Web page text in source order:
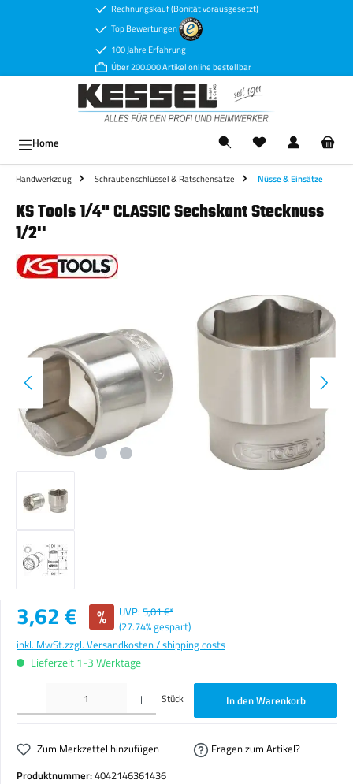
Zum Hauptinhalt springenRechnungskauf (Bonität vorausgesetzt)
Top Bewertungen
100 Jahre Erfahrung
Über 200.000 Artikel online bestellbar
Home
Handwerkzeug Schraubenschlüssel & Ratschensätze Nüsse & Einsätze
KS Tools 1/4" CLASSIC Sechskant Stecknuss
1/2''
Verkaufspreis:
3,62 € % UVP: 5,01 €*
(27.74% gespart)
inkl. MwSt.zzgl. Versandkosten / shipping costs
Lieferzeit 1-3 Werktage
Produkt Anzahl: Gib den gewünschten Wert ein oder benutze die Schaltflächen um die Anzahl zu
Stück In den Warenkorb
Zum Merkzettel hinzufügen
Fragen zum Artikel?
Produktnummer:4042146361436